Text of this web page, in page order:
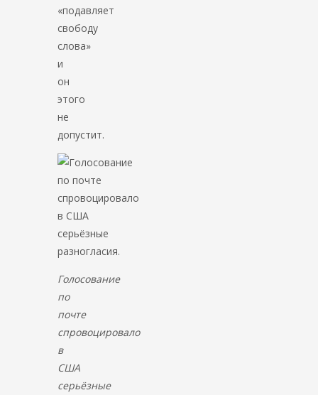
«подавляет
свободу
слова»
и
он
этого
не
допустит.
Голосование
по
почте
спровоцировало
в
США
серьёзные